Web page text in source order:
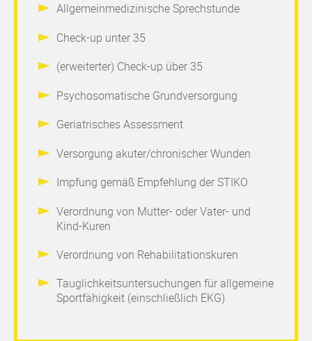
Allgemeinmedizinische Sprechstunde
Check-up unter 35
(erweiterter) Check-up über 35
Psychosomatische Grundversorgung
Geriatrisches Assessment
Versorgung akuter/chronischer Wunden
Impfung gemäß Empfehlung der STIKO
Verordnung von Mutter- oder Vater- und
Kind-Kuren
Verordnung von Rehabilitationskuren
Tauglichkeitsuntersuchungen für allgemeine
Sportfähigkeit (einschließlich EKG)